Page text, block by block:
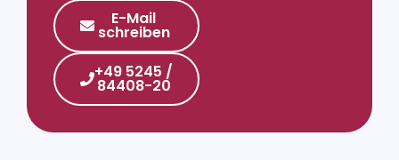
E-Mail
schreiben
+49 5245 /
84408-20